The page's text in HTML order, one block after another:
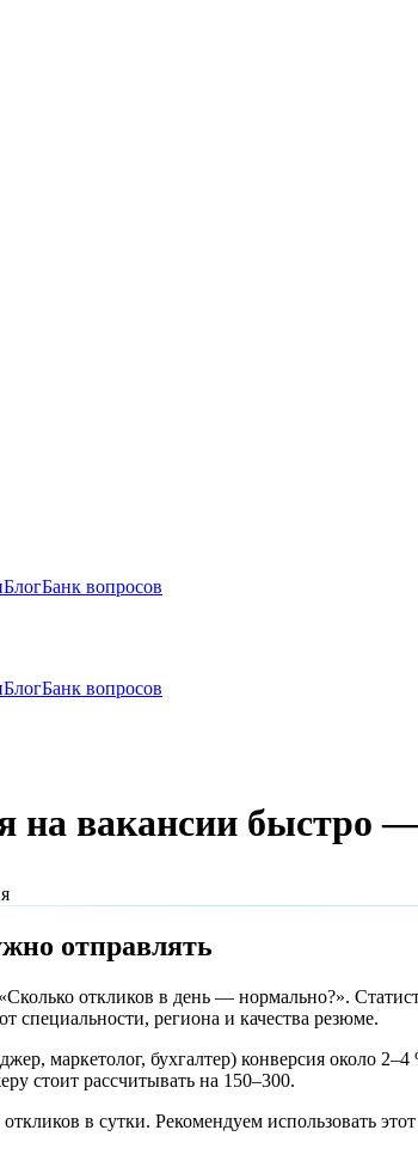
БлогБанк вопросов
БлогБанк вопросов
на вакансии быстро
отправлять
откликов в день — нормально?».
специальности, региона и качества резюме.
маркетолог, бухгалтер) конверсия около
стоит рассчитывать на 150–300.
откликов в сутки. Рекомендуем использовать